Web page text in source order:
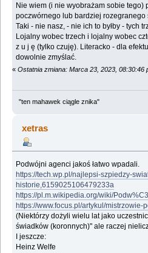
Nie wiem (i nie wyobrażam sobie tego)
poczwórnego lub bardziej rozegranego
Taki - nie nasz, - nie ich to byłby - tych
Lojalny wobec trzech i lojalny wobec
z u j ę (tylko czuję). Literacko - dla
dowolnie zmyślać.
« Ostatnia zmiana: Marca 23, 2023, 08:30:46
"ten mahawek ciągle znika"
xetras
Podwójni agenci jakoś łatwo wpadali.
https://tech.wp.pl/najlepsi-szpiedzy-
historie,6159025106479233a
https://pl.m.wikipedia.org/wiki/
https://www.focus.pl/artykul/mistrzowie-
(Niektórzy dożyli wielu lat jako
świadków (koronnych)" ale raczej
I jeszcze:
Heinz Welfe